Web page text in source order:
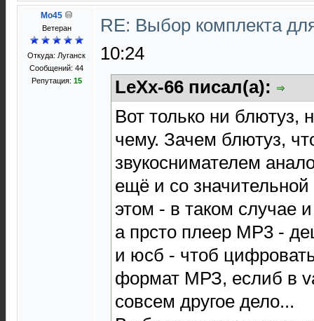
Mo45
Ветеран
Откуда: Луганск
Сообщений: 44
Репутация: 15
RE: Выбор комплекта
10:24
LeXx-66 писал(а):
Вот только ни блютуз,
чему. Зачем блютуз,
звукоснимателем
ещё и со значительной
этом - в таком случае
а прсто плеер МР3 -
и юсб - чтоб
формат МРЗ, еслиб в
совсем другое дело...